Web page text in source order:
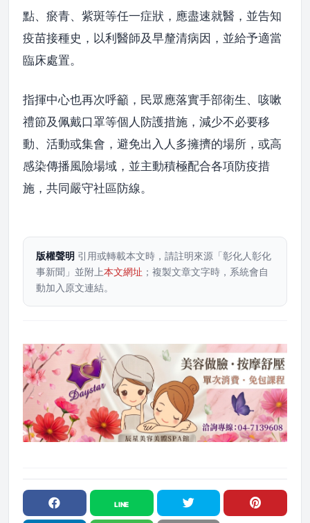
點、瘀青、紫斑等任一症狀，應盡速就醫，並告知
疫苗接種史，以利醫師及早釐清病因，並給予適當
臨床處置。
指揮中心也再次呼籲，民眾應落實手部衛生、咳嗽
禮節及佩戴口罩等個人防護措施，減少不必要移
動、活動或集會，避免出入人多擁擠的場所，或高
感染傳播風險場域，並主動積極配合各項防疫措
施，共同嚴守社區防線。
版權聲明 引用或轉載本文時，請註明來源「彰化人彰化
事新聞」並附上本文網址 ；複製文章文字時，系統會自
動加入原文連結。